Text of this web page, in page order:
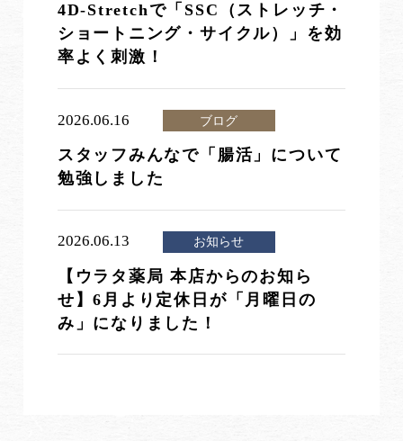
4D-Stretchで「SSC（ストレッチ・
ショートニング・サイクル）」を効
率よく刺激！
2026.06.16 ブログ
スタッフみんなで「腸活」について
勉強しました
2026.06.13 お知らせ
【ウラタ薬局 本店からのお知ら
せ】6月より定休日が「月曜日の
み」になりました！